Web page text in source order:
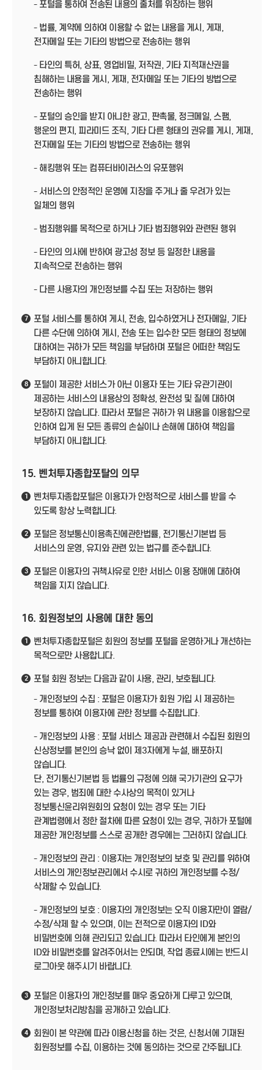
- 포털을 통하여 전송된 내용의 출처를 위장하는 행위
- 법률, 계약에 의하여 이용할 수 없는 내용을 게시, 게재,
전자메일 또는 기타의 방법으로 전송하는 행위
- 타인의 특허, 상표, 영업비밀, 저작권, 기타 지적재산권을
침해하는 내용을 게시, 게재, 전자메일 또는 기타의 방법으로
전송하는 행위
- 포털의 승인을 받지 아니한 광고, 판촉물, 정크메일, 스팸,
행운의 편지, 피라미드 조직, 기타 다른 형태의 권유를 게시, 게재,
전자메일 또는 기타의 방법으로 전송하는 행위
- 해킹행위 또는 컴퓨터바이러스의 유포행위
- 서비스의 안정적인 운영에 지장을 주거나 줄 우려가 있는
일체의 행위
- 범죄행위를 목적으로 하거나 기타 범죄행위와 관련된 행위
- 타인의 의사에 반하여 광고성 정보 등 일정한 내용을
지속적으로 전송하는 행위
- 다른 사용자의 개인정보를 수집 또는 저장하는 행위
7
포털 서비스를 통하여 게시, 전송, 입수하였거나 전자메일, 기타
다른 수단에 의하여 게시, 전송 또는 입수한 모든 형태의 정보에
대하여는 귀하가 모든 책임을 부담하며 포털은 어떠한 책임도
부담하지 아니합니다.
8
포털이 제공한 서비스가 아닌 이용자 또는 기타 유관기관이
제공하는 서비스의 내용상의 정확성, 완전성 및 질에 대하여
보장하지 않습니다. 따라서 포털은 귀하가 위 내용을 이용함으로
인하여 입게 된 모든 종류의 손실이나 손해에 대하여 책임을
부담하지 아니합니다.
15. 벤처투자종합포탈의 의무
1
벤처투자종합포털은 이용자가 안정적으로 서비스를 받을 수
있도록 항상 노력합니다.
2
포털은 정보통신이용촉진에관한법률, 전기통신기본법 등
서비스의 운영, 유지와 관련 있는 법규를 준수합니다.
3
포털은 이용자의 귀책사유로 인한 서비스 이용 장애에 대하여
책임을 지지 않습니다.
16. 회원정보의 사용에 대한 동의
1
벤처투자종합포털은 회원의 정보를 포털을 운영하거나 개선하는
목적으로만 사용합니다.
2
포털 회원 정보는 다음과 같이 사용, 관리, 보호됩니다.
- 개인정보의 수집 : 포털은 이용자가 회원 가입 시 제공하는
정보를 통하여 이용자에 관한 정보를 수집합니다.
- 개인정보의 사용 : 포털 서비스 제공과 관련해서 수집된 회원의
신상정보를 본인의 승낙 없이 제3자에게 누설, 배포하지
않습니다.
단, 전기통신기본법 등 법률의 규정에 의해 국가기관의 요구가
있는 경우, 범죄에 대한 수사상의 목적이 있거나
정보통신윤리위원회의 요청이 있는 경우 또는 기타
관계법령에서 정한 절차에 따른 요청이 있는 경우, 귀하가 포털에
제공한 개인정보를 스스로 공개한 경우에는 그러하지 않습니다.
- 개인정보의 관리 : 이용자는 개인정보의 보호 및 관리를 위하여
서비스의 개인정보관리에서 수시로 귀하의 개인정보를 수정/
삭제할 수 있습니다.
- 개인정보의 보호 : 이용자의 개인정보는 오직 이용자만이 열람/
수정/삭제 할 수 있으며, 이는 전적으로 이용자의 ID와
비밀번호에 의해 관리되고 있습니다. 따라서 타인에게 본인의
ID와 비밀번호를 알려주어서는 안되며, 작업 종료시에는 반드시
로그아웃 해주시기 바랍니다.
3
포털은 이용자의 개인정보를 매우 중요하게 다루고 있으며,
개인정보처리방침을 공개하고 있습니다.
4
회원이 본 약관에 따라 이용신청을 하는 것은, 신청서에 기재된
회원정보를 수집, 이용하는 것에 동의하는 것으로 간주됩니다.